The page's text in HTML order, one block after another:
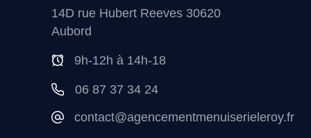
14D rue Hubert Reeves 30620
Aubord
9h-12h à 14h-18
06 87 37 34 24
contact@agencementmenuiserieleroy.fr